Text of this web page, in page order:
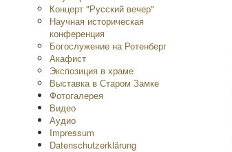
Концерт "Русский вечер"
Научная историческая
конференция
Богослужение на Ротенберг
Акафист
Экспозиция в храме
Выставка в Старом Замке
Фотогалерея
Видео
Аудио
Impressum
Datenschutzerklärung